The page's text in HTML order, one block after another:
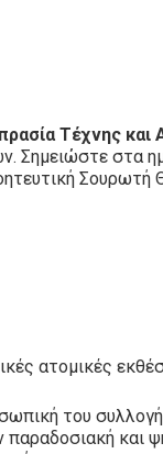
Τέχνης και
Σημειώστε στα
ατομικές
του
παραδοσιακή και